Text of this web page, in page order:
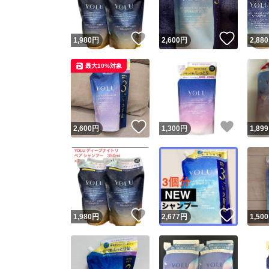
1,980円 いいね！
2,600円 いいね
2,880
2,600円 いいね！
最大10%対象
1,300円 いいね
1,899
1,980円 いいね！
2,677円 いいね
1,500